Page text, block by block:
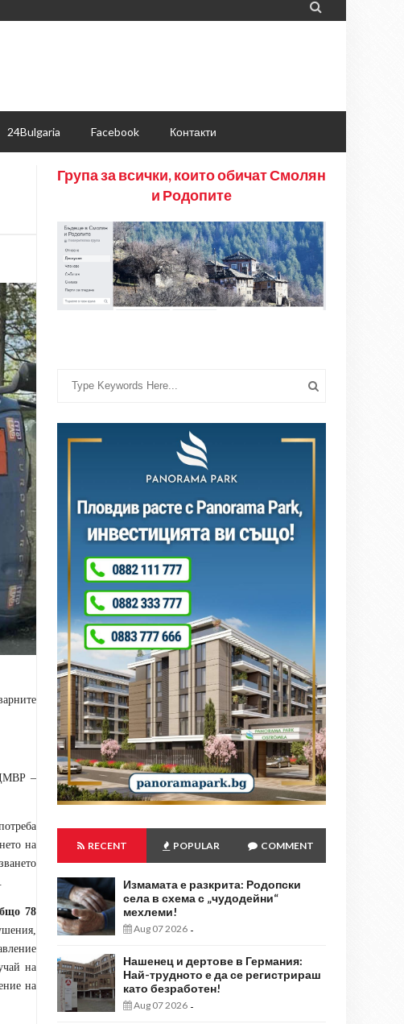

24Bulgaria Facebook Контакти
–
на
78
на
на
Група за всички, които обичат Смолян
и Родопите
RECENT POPULAR COMMENT
Измамата е разкрита: Родопски
села в схема с „чудодейни“
мехлеми!
Aug 07 2026 -
Нашенец и дертове в Германия:
Най-трудното е да се регистрираш
като безработен!
Aug 07 2026 -